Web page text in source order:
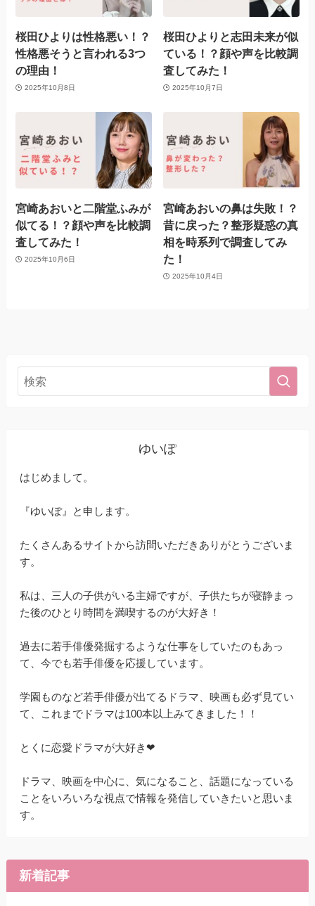
桜田ひよりは性格悪い！？
性格悪そうと言われる3つ
の理由！
2025年10月8日
桜田ひよりと志田未来が似
ている！？顔や声を比較調
査してみた！
2025年10月7日
宮崎あおいと二階堂ふみが
似てる！？顔や声を比較調
査してみた！
2025年10月6日
宮崎あおいの鼻は失敗！？
昔に戻った？整形疑惑の真
相を時系列で調査してみ
た！
2025年10月4日
ゆいぽ
はじめまして。
『ゆいぽ』と申します。
たくさんあるサイトから訪問いただきありがとうございま
す。
私は、三人の子供がいる主婦ですが、子供たちが寝静まっ
た後のひとり時間を満喫するのが大好き！
過去に若手俳優発掘するような仕事をしていたのもあっ
て、今でも若手俳優を応援しています。
学園ものなど若手俳優が出てるドラマ、映画も必ず見てい
て、これまでドラマは100本以上みてきました！！
とくに恋愛ドラマが大好き❤
ドラマ、映画を中心に、気になること、話題になっている
ことをいろいろな視点で情報を発信していきたいと思いま
す。
新着記事